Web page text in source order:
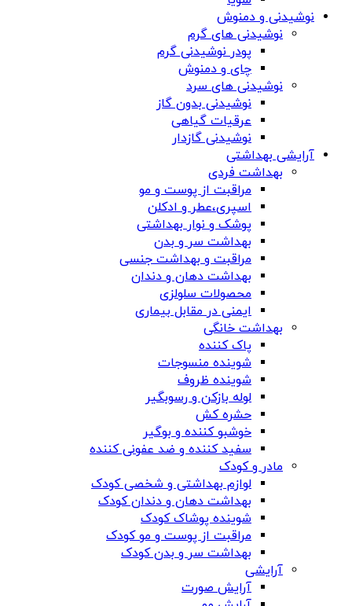
نوشیدنی و دمنوش
نوشیدنی های گرم
پودر نوشیدنی گرم
چای و دمنوش
نوشیدنی های سرد
نوشیدنی بدون گاز
عرقیات گیاهی
نوشیدنی گازدار
آرایشی بهداشتی
بهداشت فردی
مراقبت از پوست و مو
اسپری،عطر و ادکلن
پوشک و نوار بهداشتی
بهداشت سر و بدن
مراقبت و بهداشت جنسی
بهداشت دهان و دندان
محصولات سلولزی
ایمنی در مقابل بیماری
بهداشت خانگی
پاک کننده
شوینده منسوجات
شوینده ظروف
لوله بازکن و رسوبگیر
حشره کش
خوشبو کننده و بوگیر
سفید کننده و ضد عفونی کننده
مادر و کودک
لوازم بهداشتی و شخصی کودک
بهداشت دهان و دندان کودک
شوینده پوشاک کودک
مراقبت از پوست و مو کودک
بهداشت سر و بدن کودک
آرایشی
آرایش صورت